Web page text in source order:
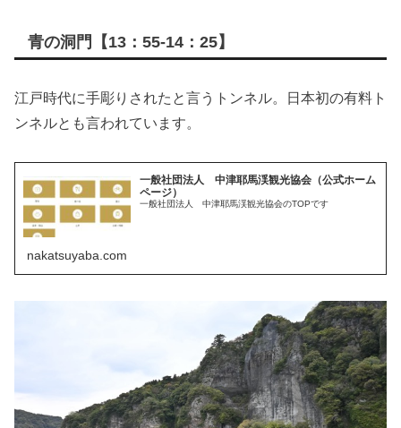
青の洞門【13：55-14：25】
江戸時代に手彫りされたと言うトンネル。日本初の有料ト
ンネルとも言われています。
一般社団法人 中津耶馬渓観光協会（公式ホーム
ページ）
一般社団法人 中津耶馬渓観光協会のTOPです
nakatsuyaba.com